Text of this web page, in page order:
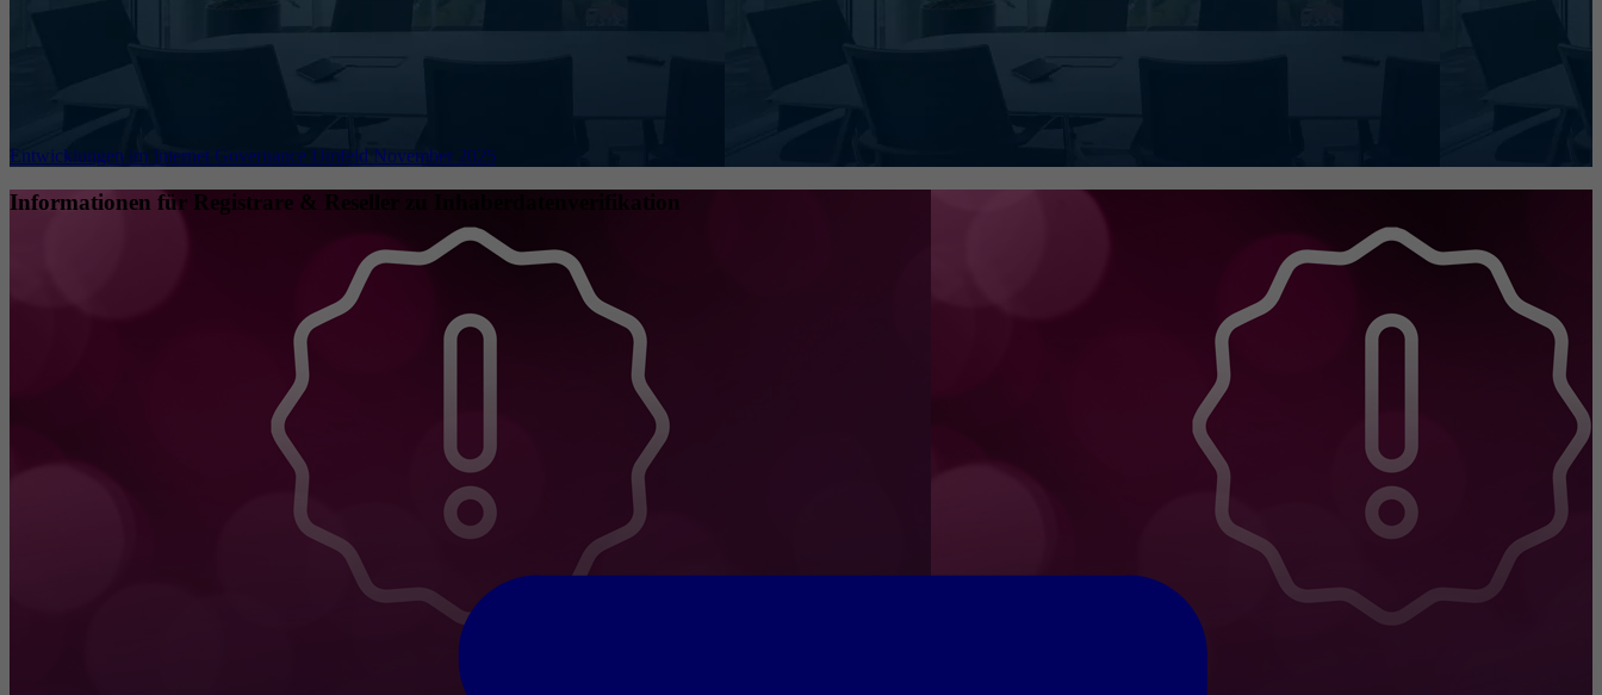
Entwicklungen im Internet Governance Umfeld November 2025
Informationen für Registrare & Reseller zu Inhaberdatenverifikation